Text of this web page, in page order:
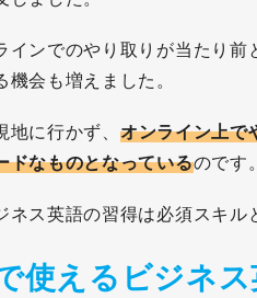
インでのやり取りが当たり
会も増えました。
に行かず、 オンライン上で
ドなものとなっているのです。
ネス英語の習得は必須スキル
使えるビジネ